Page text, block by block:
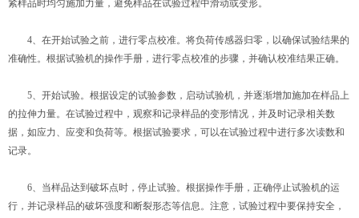
紧样品时均匀施加力量，避免样品在试验过程中滑动或变形。
4、在开始试验之前，进行零点校准。将负荷传感器归零，以确保试验结果的
准确性。根据试验机的操作手册，进行零点校准的步骤，并确认校准结果正确。
5、开始试验。根据设定的试验参数，启动试验机，并逐渐增加施加在样品上
的拉伸力量。在试验过程中，观察和记录样品的变形情况，并及时记录相关数
据，如应力、应变和负荷等。根据试验要求，可以在试验过程中进行多次读数和
记录。
6、当样品达到破坏点时，停止试验。根据操作手册，正确停止试验机的运
行，并记录样品的破坏强度和断裂形态等信息。注意，试验过程中要保持安全，